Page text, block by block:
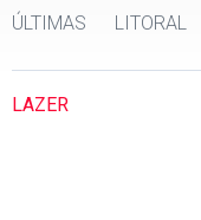
ÚLTIMAS LITORAL
LAZER